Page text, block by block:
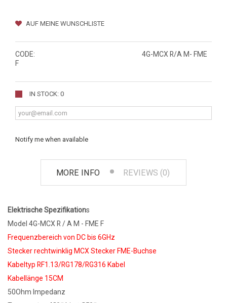
AUF MEINE WUNSCHLISTE
CODE:
4G-MCX R/A M- FME
F
IN STOCK: 0
Notify me when available
MORE INFO REVIEWS (0)
Elektrische Spezifikations
Model 4G-MCX R / A M - FME F
Frequenzbereich von DC bis 6GHz
Stecker rechtwinklig MCX Stecker FME-Buchse
Kabeltyp RF1.13/RG178/RG316 Kabel
Kabellänge 15CM
50Ohm Impedanz